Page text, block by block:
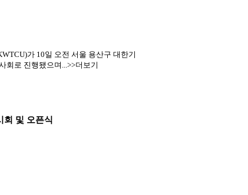
가 10일 오전 서울 용산구 대한기
회로 진행됐으며...>>더보기
회 및 오픈식